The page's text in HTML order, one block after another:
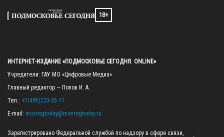
18+
ИНТЕРНЕТ-ИЗДАНИЕ «ПОДМОСКОВЬЕ СЕГОДНЯ. ONLINE»
Учредители: ГАУ МО «Цифровые Медиа»
Главный редактор — Попов И. А.
Тел.: +7(495)223-35-11
E-mail: mosregtoday@mosregtoday.ru
Зарегистрировано Федеральной службой по надзору в сфере связи,